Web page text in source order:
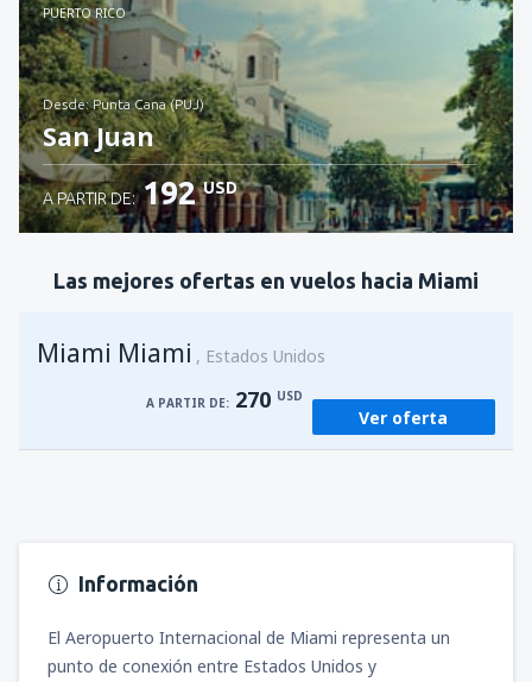
Revisa los detalles
PUERTO RICO
desde: Punta Cana (PUJ)
San Juan
Revisa los detalles
A PARTIR DE: 192 USD
Las mejores ofertas en vuelos hacia Miami
Miami Miami Estados Unidos
A PARTIR DE: 270 USD
Ver oferta
Información
El Aeropuerto Internacional de Miami representa un
punto de conexión entre Estados Unidos y